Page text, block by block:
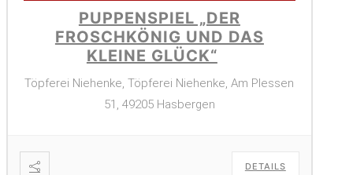
PUPPENSPIEL „DER
FROSCHKÖNIG UND DAS
KLEINE GLÜCK“
Töpferei Niehenke, Töpferei Niehenke, Am Plessen
51, 49205 Hasbergen
DETAILS